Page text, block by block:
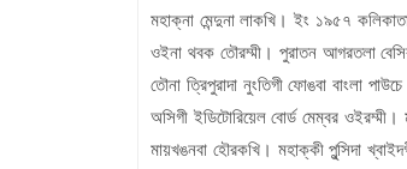
মহাক্না মেন্দুনা লাকখি। ইং ১৯৫৭
ওইনা থবক তৌরম্মী। পুরাতন আগরতলা
তৌনা ত্রিপুরাদা নুংতিগী ফোঙবা বাংলা
অসিগী ইডিটোরিয়েল বোর্ড মেম্বর
মায়খঙনবা হৌরকখি। মহাক্কী পুন্সিদা